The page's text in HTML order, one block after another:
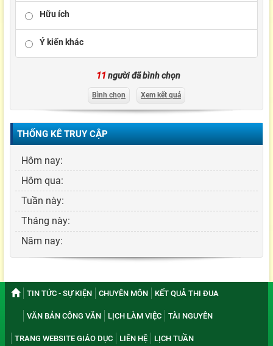
Hữu ích
Ý kiến khác
11 người đã bình chọn
Bình chọn Xem kết quả
THỐNG KÊ TRUY CẬP
Hôm nay:
Hôm qua:
Tuần này:
Tháng này:
Năm nay:
TIN TỨC - SỰ KIỆN CHUYÊN MÔN KẾT QUẢ THI ĐUA
VĂN BẢN CÔNG VĂN LỊCH LÀM VIỆC TÀI NGUYÊN
TRANG WEBSITE GIÁO DỤC LIÊN HỆ LỊCH TUẦN